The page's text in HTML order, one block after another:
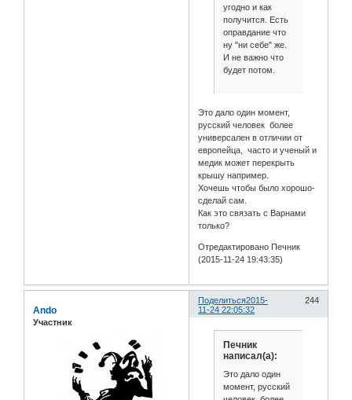
угодно и как
получится. Есть
оправдание что
ну "ни себе" же.
И не важно что
будет потом.
Это дало один момент,
русский человек более
универсален в отличии от
европейца, часто и ученый и
медик может перекрыть
крышу например.
Хочешь чтобы было хорошо-
сделай сам.
Как это связать с Варнами
только?
Отредактировано Печник
(2015-11-24 19:43:35)
Поделиться 244
2015-
11-24 22:05:32
Ando
Участник
Печник
написал(а):
Это дало один
момент, русский